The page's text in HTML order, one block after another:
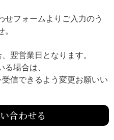
せフォームよりご入力のう
翌営業日となります。
場合は、
信できるよう変更お願いい
合わせる